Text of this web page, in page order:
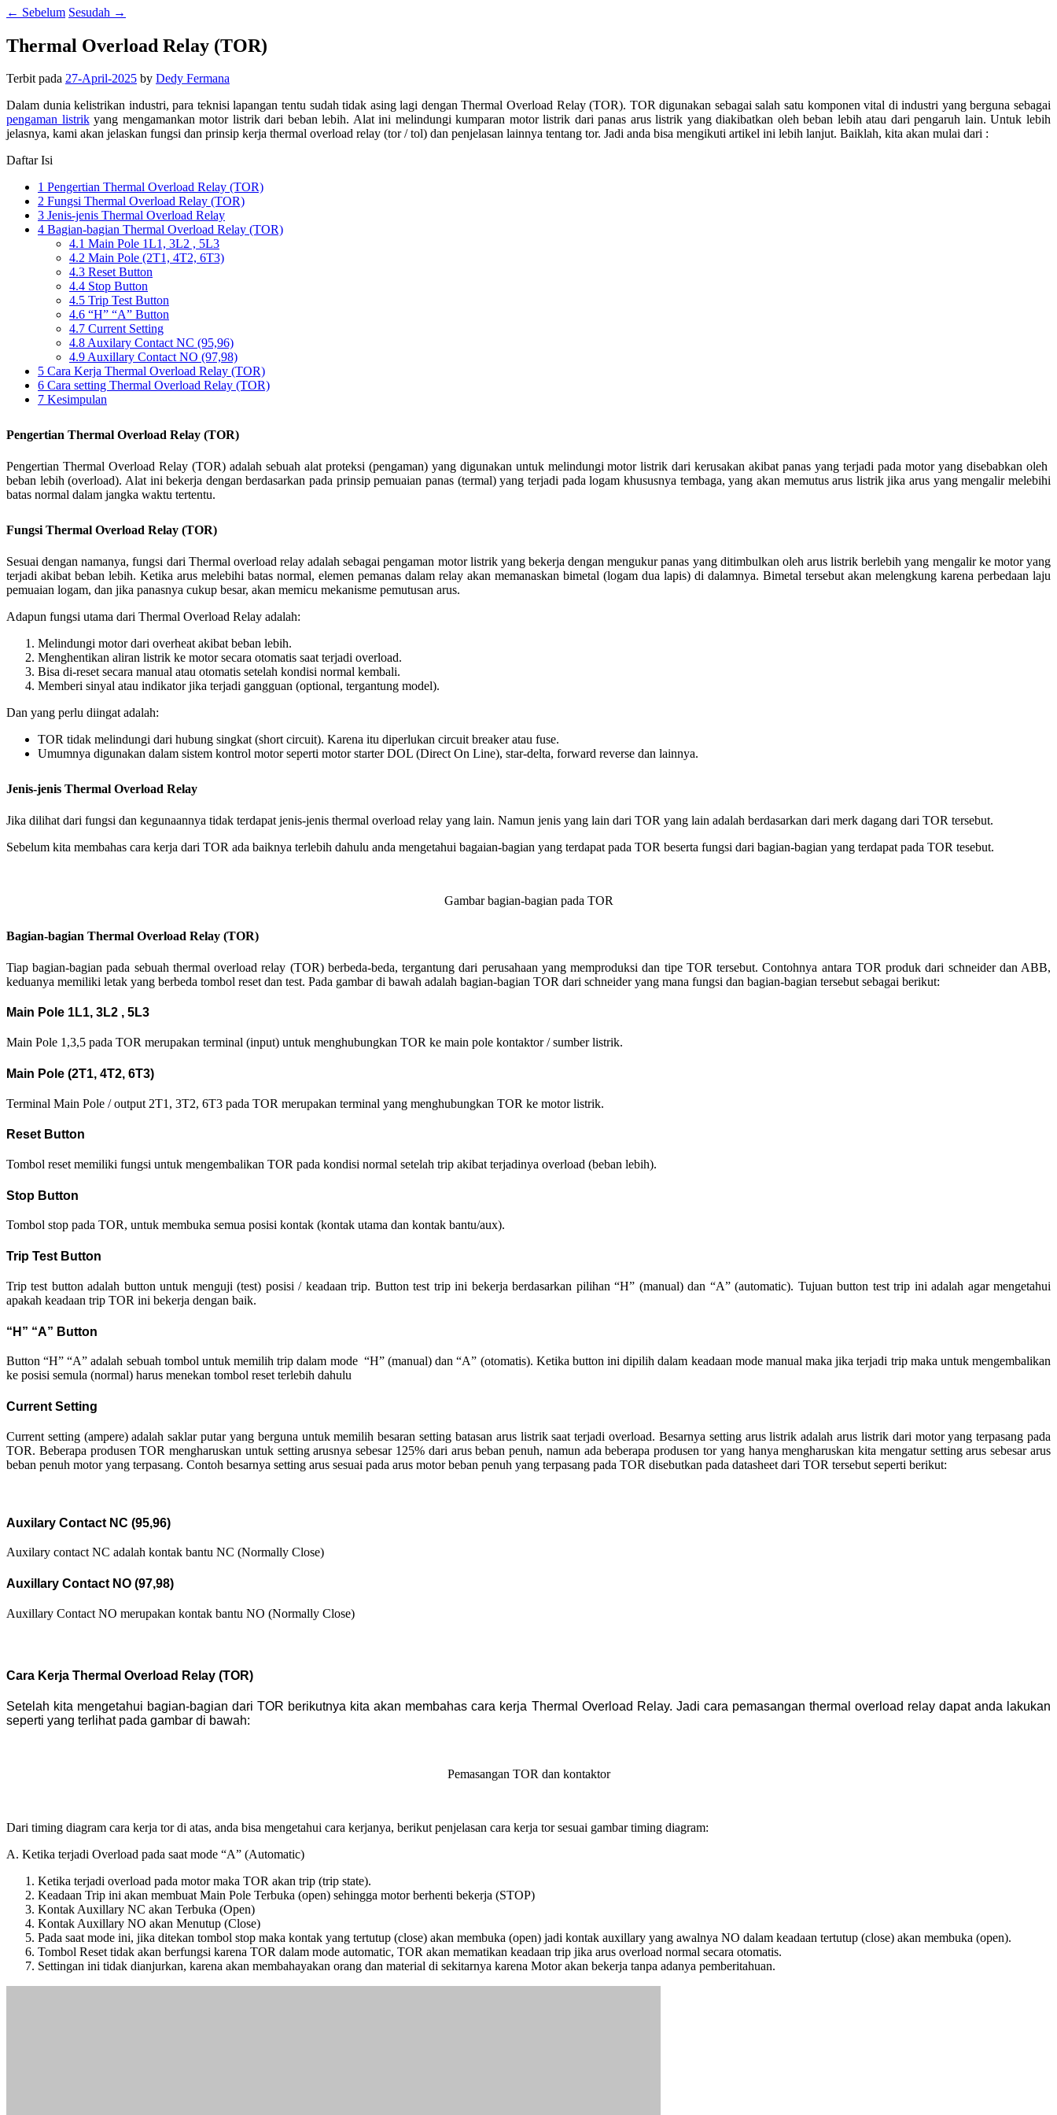
← Sebelum Sesudah →
Thermal Overload Relay (TOR)
Terbit pada 27-April-2025 by Dedy Fermana
Dalam dunia kelistrikan industri, para teknisi lapangan tentu sudah tidak asing lagi dengan Thermal Overload Relay (TOR). TOR digunakan sebagai salah satu komponen vital di industri yang berguna sebagai
pengaman listrikyang mengamankan motor listrik dari beban lebih. Alat ini melindungi kumparan motor listrik dari panas arus listrik yang diakibatkan oleh beban lebih atau dari pengaruh lain. Untuk lebih
jelasnya, kami akan jelaskan fungsi dan prinsip kerja thermal overload relay (tor / tol) dan penjelasan lainnya tentang tor. Jadi anda bisa mengikuti artikel ini lebih lanjut. Baiklah, kita akan mulai dari :
Daftar Isi
1 Pengertian Thermal Overload Relay (TOR)
2 Fungsi Thermal Overload Relay (TOR)
3 Jenis-jenis Thermal Overload Relay
4 Bagian-bagian Thermal Overload Relay (TOR)
4.1 Main Pole 1L1, 3L2 , 5L3
4.2 Main Pole (2T1, 4T2, 6T3)
4.3 Reset Button
4.4 Stop Button
4.5 Trip Test Button
4.6 “H” “A” Button
4.7 Current Setting
4.8Auxilary Contact NC (95,96)
4.9Auxillary Contact NO (97,98)
5 Cara Kerja Thermal Overload Relay (TOR)
6 Cara setting Thermal Overload Relay (TOR)
7 Kesimpulan
Pengertian Thermal Overload Relay (TOR)
Pengertian Thermal Overload Relay (TOR) adalah sebuah alat proteksi (pengaman) yang digunakan untuk melindungi motor listrik dari kerusakan akibat panas yang terjadi pada motor yang disebabkan oleh
beban lebih (overload). Alat ini bekerja dengan berdasarkan pada prinsip pemuaian panas (termal) yang terjadi pada logam khususnya tembaga, yang akan memutus arus listrik jika arus yang mengalir melebihi
batas normal dalam jangka waktu tertentu.
Fungsi Thermal Overload Relay (TOR)
Sesuai dengan namanya, fungsi dari Thermal overload relay adalah sebagai pengaman motor listrik yang bekerja dengan mengukur panas yang ditimbulkan oleh arus listrik berlebih yang mengalir ke motor yang
terjadi akibat beban lebih. Ketika arus melebihi batas normal, elemen pemanas dalam relay akan memanaskan bimetal (logam dua lapis) di dalamnya. Bimetal tersebut akan melengkung karena perbedaan laju
pemuaian logam, dan jika panasnya cukup besar, akan memicu mekanisme pemutusan arus.
Adapun fungsi utama dari Thermal Overload Relay adalah:
Melindungi motor dari overheat akibat beban lebih.
Menghentikan aliran listrik ke motor secara otomatis saat terjadi overload.
Bisa di-reset secara manual atau otomatis setelah kondisi normal kembali.
Memberi sinyal atau indikator jika terjadi gangguan (optional, tergantung model).
Dan yang perlu diingat adalah:
TOR tidak melindungi dari hubung singkat (short circuit). Karena itu diperlukan circuit breaker atau fuse.
Umumnya digunakan dalam sistem kontrol motor seperti motor starter DOL (Direct On Line), star-delta, forward reverse dan lainnya.
Jenis-jenis Thermal Overload Relay
Jika dilihat dari fungsi dan kegunaannya tidak terdapat jenis-jenis thermal overload relay yang lain. Namun jenis yang lain dari TOR yang lain adalah berdasarkan dari merk dagang dari TOR tersebut.
Sebelum kita membahas cara kerja dari TOR ada baiknya terlebih dahulu anda mengetahui bagaian-bagian yang terdapat pada TOR beserta fungsi dari bagian-bagian yang terdapat pada TOR tesebut.
Gambar bagian-bagian pada TOR
Bagian-bagian Thermal Overload Relay (TOR)
Tiap bagian-bagian pada sebuah thermal overload relay (TOR) berbeda-beda, tergantung dari perusahaan yang memproduksi dan tipe TOR tersebut. Contohnya antara TOR produk dari schneider dan ABB,
keduanya memiliki letak yang berbeda tombol reset dan test. Pada gambar di bawah adalah bagian-bagian TOR dari schneider yang mana fungsi dan bagian-bagian tersebut sebagai berikut:
Main Pole 1L1, 3L2 , 5L3
Main Pole 1,3,5 pada TOR merupakan terminal (input) untuk menghubungkan TOR ke main pole kontaktor / sumber listrik.
Main Pole (2T1, 4T2, 6T3)
Terminal Main Pole / output 2T1, 3T2, 6T3 pada TOR merupakan terminal yang menghubungkan TOR ke motor listrik.
Reset Button
Tombol reset memiliki fungsi untuk mengembalikan TOR pada kondisi normal setelah trip akibat terjadinya overload (beban lebih).
Stop Button
Tombol stop pada TOR, untuk membuka semua posisi kontak (kontak utama dan kontak bantu/aux).
Trip Test Button
Trip test button adalah button untuk menguji (test) posisi / keadaan trip. Button test trip ini bekerja berdasarkan pilihan “H” (manual) dan “A” (automatic). Tujuan button test trip ini adalah agar mengetahui
apakah keadaan trip TOR ini bekerja dengan baik.
“H” “A” Button
Button “H” “A” adalah sebuah tombol untuk memilih trip dalam mode “H” (manual) dan “A” (otomatis). Ketika button ini dipilih dalam keadaan mode manual maka jika terjadi trip maka untuk mengembalikan
ke posisi semula (normal) harus menekan tombol reset terlebih dahulu
Current Setting
Current setting (ampere) adalah saklar putar yang berguna untuk memilih besaran setting batasan arus listrik saat terjadi overload. Besarnya setting arus listrik adalah arus listrik dari motor yang terpasang pada
TOR. Beberapa produsen TOR mengharuskan untuk setting arusnya sebesar 125% dari arus beban penuh, namun ada beberapa produsen tor yang hanya mengharuskan kita mengatur setting arus sebesar arus
beban penuh motor yang terpasang. Contoh besarnya setting arus sesuai pada arus motor beban penuh yang terpasang pada TOR disebutkan pada datasheet dari TOR tersebut seperti berikut:
Auxilary Contact NC (95,96)
Auxilary contact NC adalah kontak bantu NC (Normally Close)
Auxillary Contact NO (97,98)
Auxillary Contact NO merupakan kontak bantu NO (Normally Close)
Cara Kerja Thermal Overload Relay (TOR)
Setelah kita mengetahui bagian-bagian dari TOR berikutnya kita akan membahas cara kerja Thermal Overload Relay. Jadi cara pemasangan thermal overload relay dapat anda lakukan
seperti yang terlihat pada gambar di bawah:
Pemasangan TOR dan kontaktor
Dari timing diagram cara kerja tor di atas, anda bisa mengetahui cara kerjanya, berikut penjelasan cara kerja tor sesuai gambar timing diagram:
A. Ketika terjadi Overload pada saat mode “A” (Automatic)
Ketika terjadi overload pada motor maka TOR akan trip (trip state).
Keadaan Trip ini akan membuat Main Pole Terbuka (open) sehingga motor berhenti bekerja (STOP)
Kontak Auxillary NC akan Terbuka (Open)
Kontak Auxillary NO akan Menutup (Close)
Pada saat mode ini, jika ditekan tombol stop maka kontak yang tertutup (close) akan membuka (open) jadi kontak auxillary yang awalnya NO dalam keadaan tertutup (close) akan membuka (open).
Tombol Reset tidak akan berfungsi karena TOR dalam mode automatic, TOR akan mematikan keadaan trip jika arus overload normal secara otomatis.
Settingan ini tidak dianjurkan, karena akan membahayakan orang dan material di sekitarnya karena Motor akan bekerja tanpa adanya pemberitahuan.